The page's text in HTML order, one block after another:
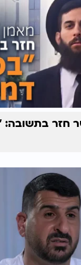
חזר בתשובה: